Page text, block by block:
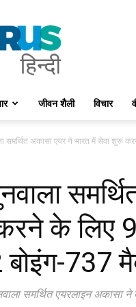
जीवन शैली विचार
समर्थित अकासा एयर ने भारत में सेवा शुरू
के लिए 9
737
समर्थित एयरलाइन अकासा